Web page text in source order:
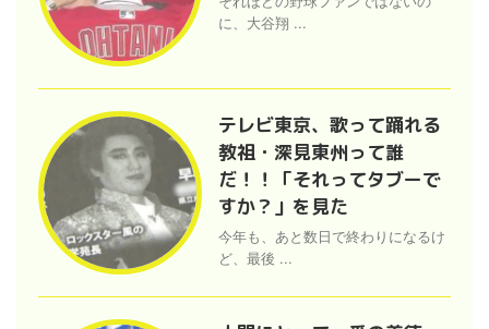
に、大谷翔 ...
テレビ東京、歌って踊れる
教祖・深見東州って誰
だ！！「それってタブーで
すか？」を見た
今年も、あと数日で終わりになるけ
ど、最後 ...